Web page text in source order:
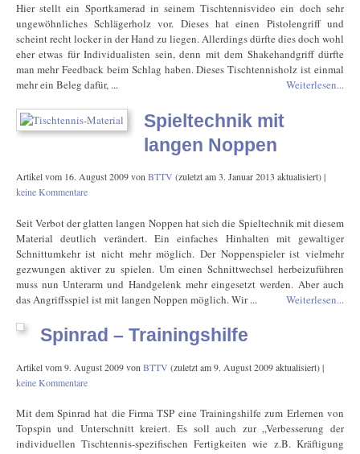
Hier stellt ein Sportkamerad in seinem Tischtennisvideo ein doch sehr
ungewöhnliches Schlägerholz vor. Dieses hat einen Pistolengriff und
scheint recht locker in der Hand zu liegen. Allerdings dürfte dies doch wohl
eher etwas für Individualisten sein, denn mit dem Shakehandgriff dürfte
man mehr Feedback beim Schlag haben. Dieses Tischtennisholz ist einmal
mehr ein Beleg dafür, ...
Weiterlesen...
Spieltechnik mit
langen Noppen
Artikel vom 16. August 2009vonBTTV (zuletzt am3. Januar 2013 aktualisiert) |
keine Kommentare
Seit Verbot der glatten langen Noppen hat sich die Spieltechnik mit diesem
Material deutlich verändert. Ein einfaches Hinhalten mit gewaltiger
Schnittumkehr ist nicht mehr möglich. Der Noppenspieler ist vielmehr
gezwungen aktiver zu spielen. Um einen Schnittwechsel herbeizuführen
muss nun Unterarm und Handgelenk mehr eingesetzt werden. Aber auch
das Angriffsspiel ist mit langen Noppen möglich. Wir ...
Weiterlesen...
Spinrad – Trainingshilfe
Artikel vom9. August 2009von BTTV (zuletzt am9. August 2009aktualisiert) |
keine Kommentare
Mit dem Spinrad hat die Firma TSP eine Trainingshilfe zum Erlernen von
Topspin und Unterschnitt kreiert. Es soll auch zur „Verbesserung der
individuellen Tischtennis-spezifischen Fertigkeiten wie z.B. Kräftigung